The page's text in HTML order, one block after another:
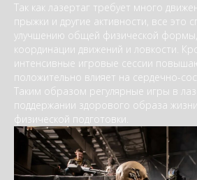
Так как лазертаг требует много
прыжки и другие активности, все это
улучшению общей физической
координации движений и ловкости.
интенсивные игровые сессии
положительно влияет на сердечно-
Таким образом регулярные игры в
поддержании здорового образа
физической подготовки.